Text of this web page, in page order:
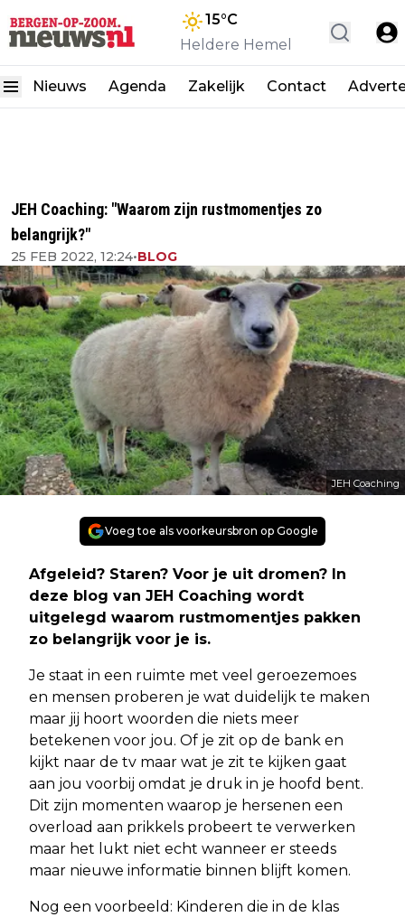
15°C
Heldere Hemel
Nieuws Agenda Zakelijk Contact
JEH Coaching: "Waarom zijn rustmomentjes zo
belangrijk?"
25 FEB 2022, 12:24•BLOG
JEH Coaching
Voeg toe als voorkeursbron op Google
Afgeleid? Staren? Voor je uit dromen? In
deze blog van JEH Coaching wordt
uitgelegd waarom rustmomentjes pakken
zo belangrijk voor je is.
Je staat in een ruimte met veel geroezemoes
en mensen proberen je wat duidelijk te maken
maar jij hoort woorden die niets meer
betekenen voor jou. Of je zit op de bank en
kijkt naar de tv maar wat je zit te kijken gaat
aan jou voorbij omdat je druk in je hoofd bent.
Dit zijn momenten waarop je hersenen een
overload aan prikkels probeert te verwerken
maar het lukt niet echt wanneer er steeds
maar nieuwe informatie binnen blijft komen.
Nog een voorbeeld: Kinderen die in de klas